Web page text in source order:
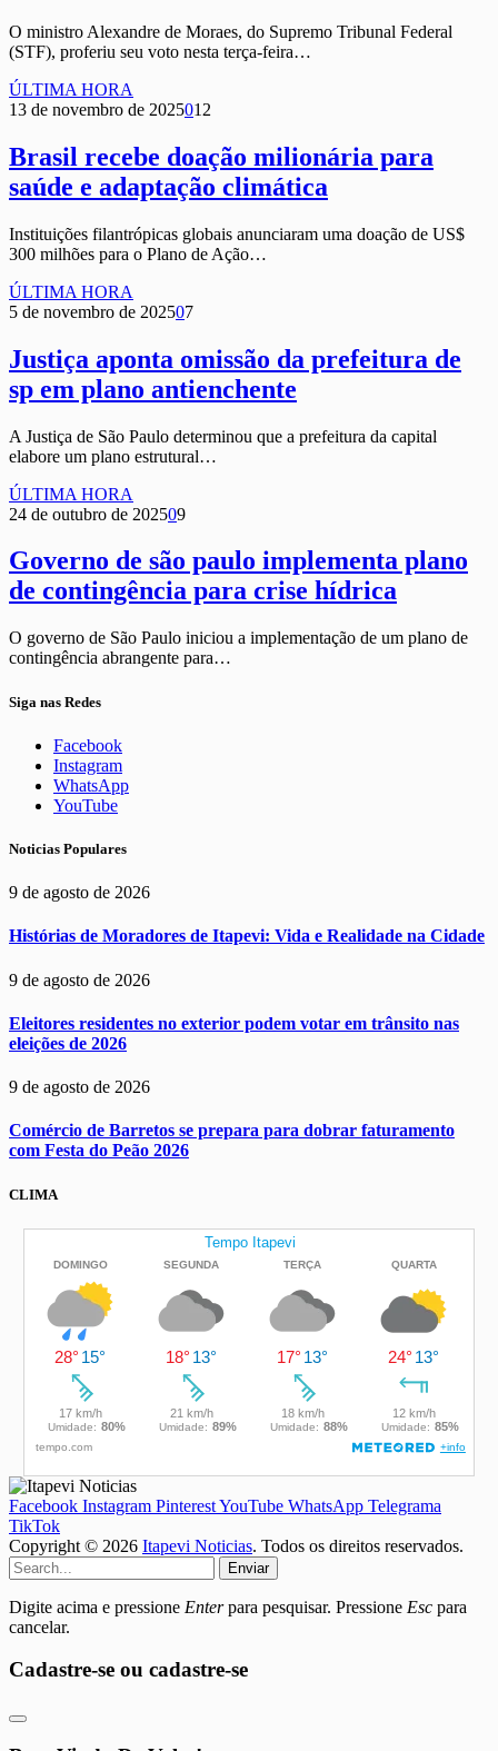
O ministro Alexandre de Moraes, do Supremo Tribunal Federal
(STF), proferiu seu voto nesta terça-feira…
ÚLTIMA HORA
13 de novembro de 2025012
Brasil recebe doação milionária para
saúde e adaptação climática
Instituições filantrópicas globais anunciaram uma doação de US$
300 milhões para o Plano de Ação…
ÚLTIMA HORA
5 de novembro de 202507
Justiça aponta omissão da prefeitura de
sp em plano antienchente
A Justiça de São Paulo determinou que a prefeitura da capital
elabore um plano estrutural…
ÚLTIMA HORA
24 de outubro de 202509
Governo de são paulo implementa plano
de contingência para crise hídrica
O governo de São Paulo iniciou a implementação de um plano de
contingência abrangente para…
Siga nas Redes
Facebook
Instagram
WhatsApp
YouTube
Noticias Populares
9 de agosto de 2026
Histórias de Moradores de Itapevi: Vida e Realidade na Cidade
9 de agosto de 2026
Eleitores residentes no exterior podem votar em trânsito nas
eleições de 2026
9 de agosto de 2026
Comércio de Barretos se prepara para dobrar faturamento
com Festa do Peão 2026
CLIMA
Facebook Instagram PinterestYouTube WhatsApp Telegrama
TikTok
Copyright © 2026 Itapevi Noticias. Todos os direitos reservados.
Enviar
Digite acima e pressione Enterpara pesquisar. Pressione Esc para
cancelar.
Cadastre-se ou cadastre-se